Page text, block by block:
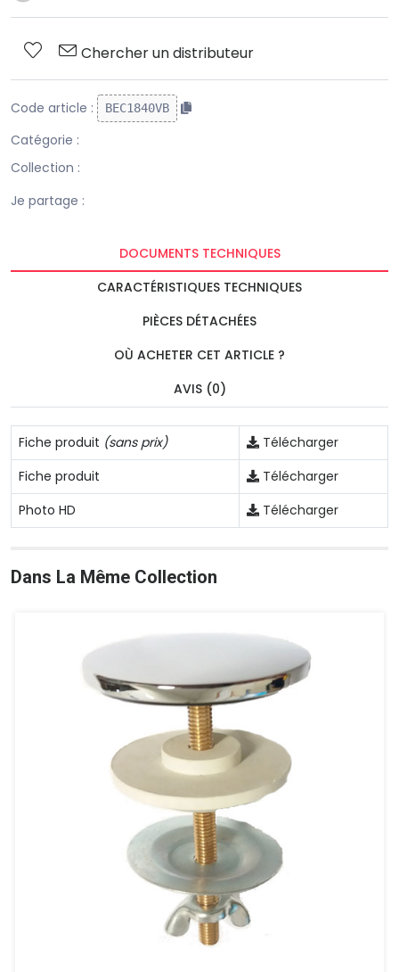
Chercher un distributeur
Code article : BEC1840VB
Catégorie :
Collection :
Je partage :
DOCUMENTS TECHNIQUES
CARACTÉRISTIQUES TECHNIQUES
PIÈCES DÉTACHÉES
OÙ ACHETER CET ARTICLE ?
AVIS (0)
Fiche produit (sans prix)
Télécharger
Fiche produit
Télécharger
Photo HD
Télécharger
Dans La Même Collection